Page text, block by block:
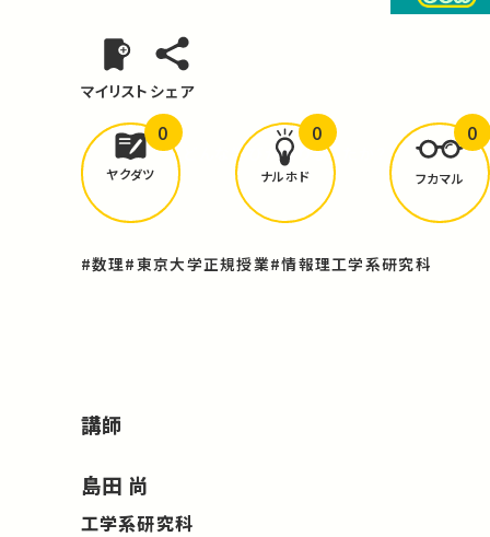
マイリスト シェア
どんな学びがありましたか？
ヤクダツ
0
ナルホド
0
フカマル
0
#数理#東京大学正規授業#情報理工学系研究科
講師
島田 尚
工学系研究科